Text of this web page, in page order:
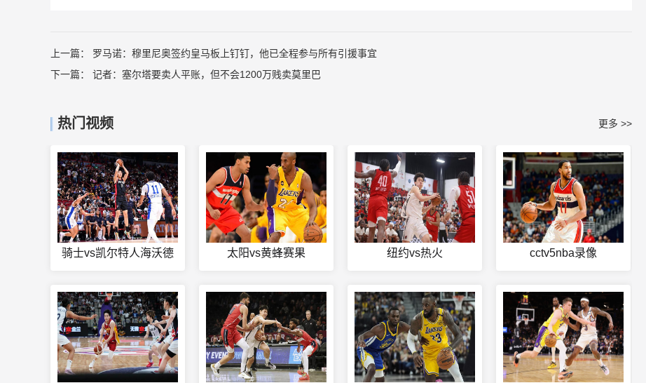
上一篇： 罗马诺：穆里尼奥签约皇马板上钉钉，他已全程参与所有引援事宜
下一篇： 记者：塞尔塔要卖人平账，但不会1200万贱卖莫里巴
热门视频 更多 >>
骑士vs凯尔特人海沃德 太阳vs黄蜂赛果 纽约vs热火 cctv5nba录像